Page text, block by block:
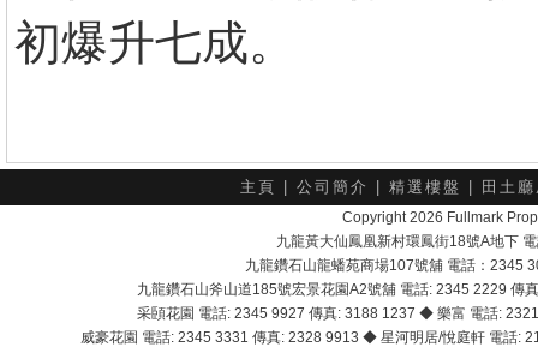
初爆升七成。
主頁 公司簡介 精選樓盤 田土
Copyright 2026 Fullmark
九龍黃大仙鳳凰新村環鳳街18號A地下
九龍鑽石山龍蟠苑商場107號舖 電話：2345
九龍鑽石山斧山道185號宏景花園A2號舖 電話: 2345 2229
采頣花園 電話: 2345 9927 傳真: 3188 1237 ◆ 樂富 電話:
威豪花園 電話: 2345 3331 傳真: 2328 9913 ◆ 星河明居/悅庭軒 電話